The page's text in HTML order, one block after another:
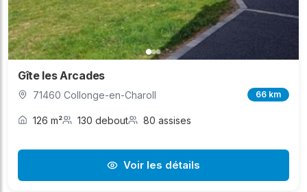
Gîte les Arcades
71460 Collonge-en-Charoll 66 km
126 m² 130 debout 80 assises
Voir les détails